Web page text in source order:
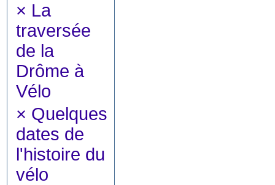
× La
traversée
de la
Drôme à
Vélo
× Quelques
dates de
l'histoire du
vélo